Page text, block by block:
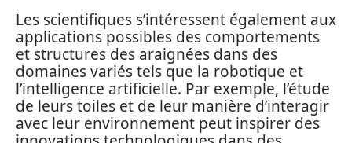
Les scientifiques s’intéressent également aux
applications possibles des comportements
et structures des araignées dans des
domaines variés tels que la robotique et
l’intelligence artificielle. Par exemple, l’étude
de leurs toiles et de leur manière d’interagir
avec leur environnement peut inspirer des